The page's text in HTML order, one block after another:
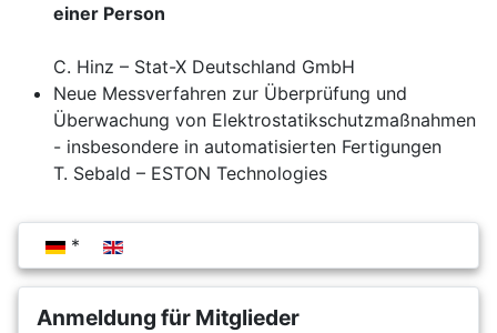
Sprache auswählen
Anmeldung für Mitglieder
einer Person
C. Hinz – Stat-X Deutschland GmbH
Neue Messverfahren zur Überprüfung und
Überwachung von Elektrostatikschutzmaßnahmen
- insbesondere in automatisierten Fertigungen
T. Sebald – ESTON Technologies